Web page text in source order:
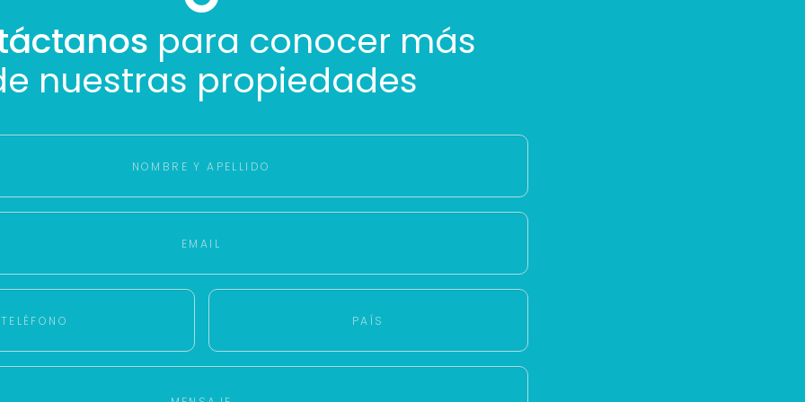
para conocer más
nuestras propiedades
Buscamos darte la mejor experiencia.
Con estos datos podemos responderte mejor y más rápido.